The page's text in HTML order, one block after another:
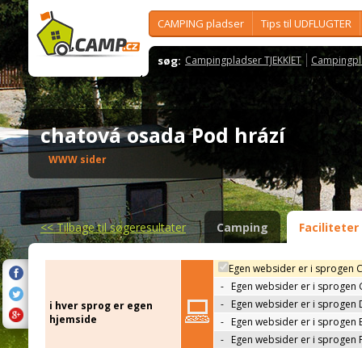
CAMPING pladser Tips til UDFLUGTER
søg: Campingpladser TJEKKIET
chatová osada Pod hrází
WWW sider
<<Tilbage til søgeresultater Camping Faciliteter
i hver sprog er egen
hjemside
Egen websider er i sprogen
- Egen websider er i sprogen
- Egen websider er i sprogen
- Egen websider er i sprogen
- Egen websider er i sprogen